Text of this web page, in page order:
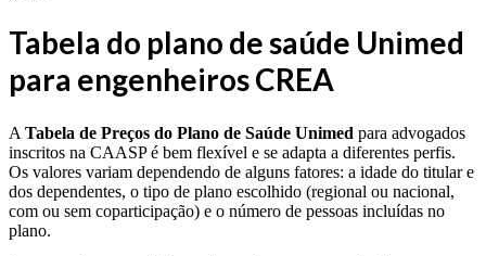
Tabela do plano de saúde Unimed
para engenheiros CREA
A Tabela de Preços do Plano de Saúde Unimed para advogados
inscritos na CAASP é bem flexível e se adapta a diferentes perfis.
Os valores variam dependendo de alguns fatores: a idade do titular e
dos dependentes, o tipo de plano escolhido (regional ou nacional,
com ou sem coparticipação) e o número de pessoas incluídas no
plano.